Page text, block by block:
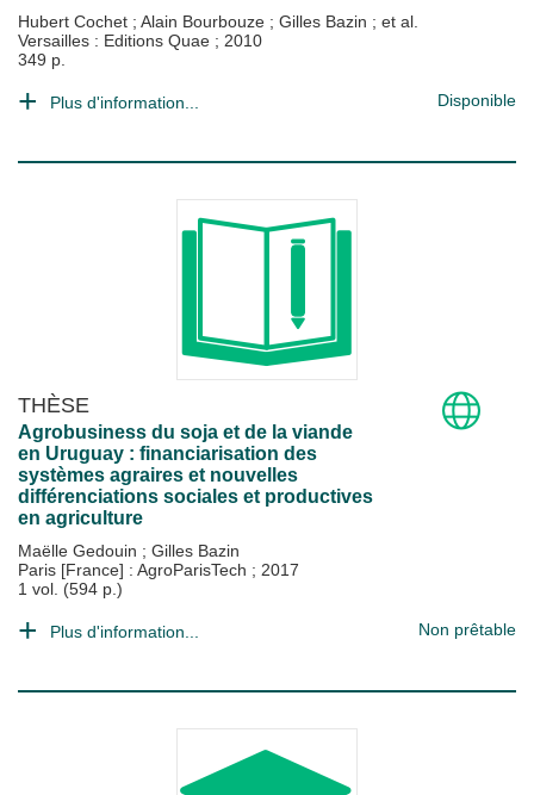
Hubert Cochet ; Alain Bourbouze ; Gilles Bazin ; et al.
Versailles : Editions Quae ; 2010
349 p.
Plus d'information... Disponible
THÈSE
Agrobusiness du soja et de la viande
en Uruguay : financiarisation des
systèmes agraires et nouvelles
différenciations sociales et productives
en agriculture
Maëlle Gedouin ; Gilles Bazin
Paris [France] : AgroParisTech ; 2017
1 vol. (594 p.)
Plus d'information... Non prêtable